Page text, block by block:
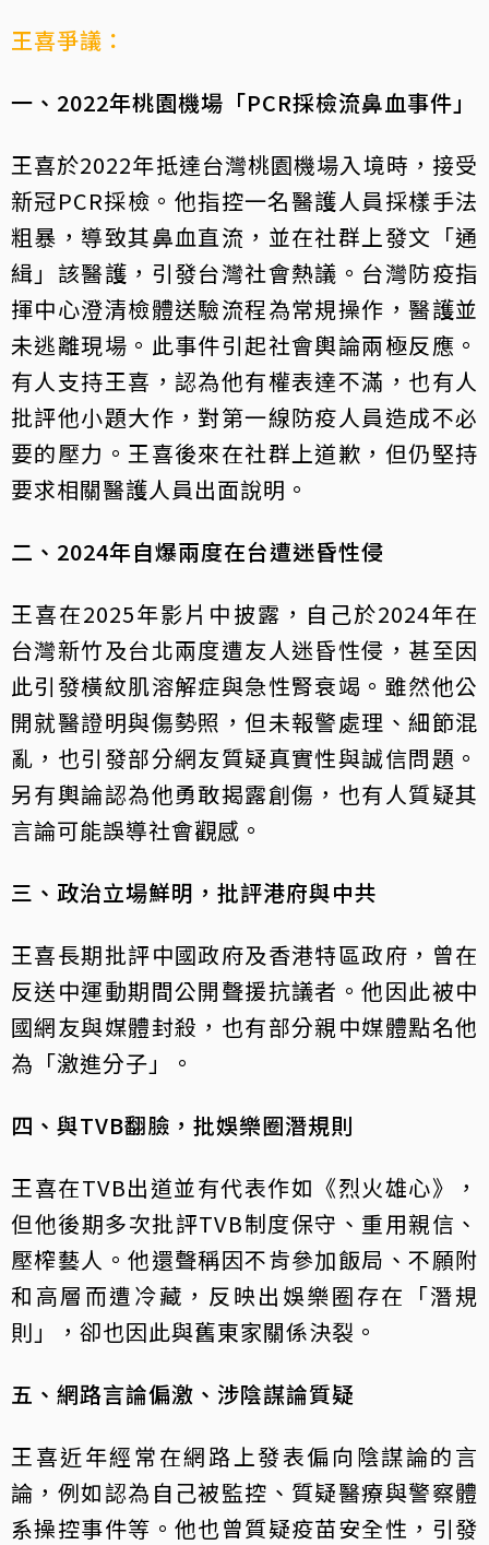
王喜爭議：
一、2022年桃園機場「PCR採檢流鼻血事件」
王喜於2022年抵達台灣桃園機場入境時，接受
新冠PCR採檢。他指控一名醫護人員採樣手法
粗暴，導致其鼻血直流，並在社群上發文「通
緝」該醫護，引發台灣社會熱議。台灣防疫指
揮中心澄清檢體送驗流程為常規操作，醫護並
未逃離現場。此事件引起社會輿論兩極反應。
有人支持王喜，認為他有權表達不滿，也有人
批評他小題大作，對第一線防疫人員造成不必
要的壓力。王喜後來在社群上道歉，但仍堅持
要求相關醫護人員出面說明。
二、2024年自爆兩度在台遭迷昏性侵
王喜在2025年影片中披露，自己於2024年在
台灣新竹及台北兩度遭友人迷昏性侵，甚至因
此引發橫紋肌溶解症與急性腎衰竭。雖然他公
開就醫證明與傷勢照，但未報警處理、細節混
亂，也引發部分網友質疑真實性與誠信問題。
另有輿論認為他勇敢揭露創傷，也有人質疑其
言論可能誤導社會觀感。
三、政治立場鮮明，批評港府與中共
王喜長期批評中國政府及香港特區政府，曾在
反送中運動期間公開聲援抗議者。他因此被中
國網友與媒體封殺，也有部分親中媒體點名他
為「激進分子」。
四、與TVB翻臉，批娛樂圈潛規則
王喜在TVB出道並有代表作如《烈火雄心》，
但他後期多次批評TVB制度保守、重用親信、
壓榨藝人。他還聲稱因不肯參加飯局、不願附
和高層而遭冷藏，反映出娛樂圈存在「潛規
則」，卻也因此與舊東家關係決裂。
五、網路言論偏激、涉陰謀論質疑
王喜近年經常在網路上發表偏向陰謀論的言
論，例如認為自己被監控、質疑醫療與警察體
系操控事件等。他也曾質疑疫苗安全性，引發